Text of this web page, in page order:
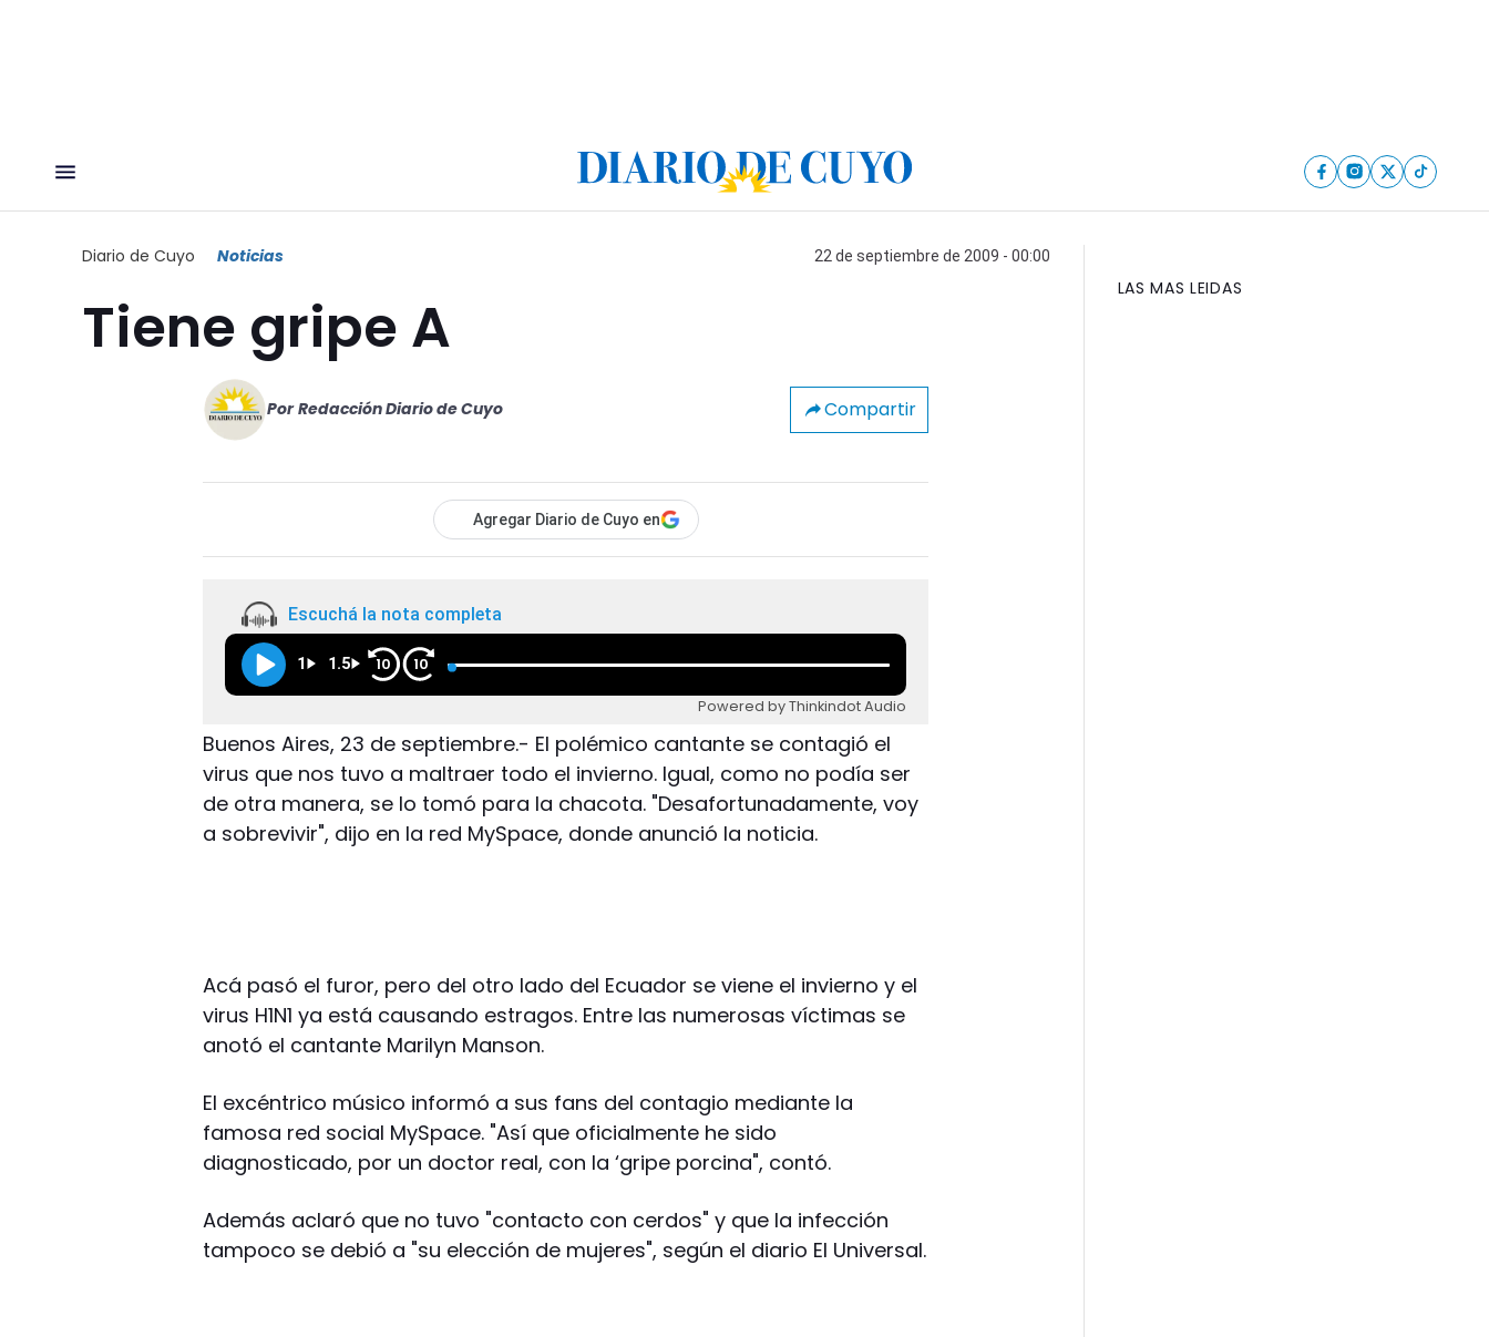
Diario de Cuyo Noticias 22 de septiembre de 2009 - 00:00
Tiene gripe A
Por Redacción Diario de Cuyo Compartir
Agregar Diario de Cuyo en
Escuchá la nota completa
1 1.5 10 10
Powered by Thinkindot Audio
Buenos Aires, 23 de septiembre.- El polémico cantante se contagió el
virus que nos tuvo a maltraer todo el invierno. Igual, como no podía ser
de otra manera, se lo tomó para la chacota. "Desafortunadamente, voy
a sobrevivir", dijo en la red MySpace, donde anunció la noticia.
Acá pasó el furor, pero del otro lado del Ecuador se viene el invierno y el
virus H1N1 ya está causando estragos. Entre las numerosas víctimas se
anotó el cantante Marilyn Manson.
El excéntrico músico informó a sus fans del contagio mediante la
famosa red social MySpace. "Así que oficialmente he sido
diagnosticado, por un doctor real, con la ‘gripe porcina", contó.
Además aclaró que no tuvo "contacto con cerdos" y que la infección
tampoco se debió a "su elección de mujeres", según el diario El Universal.
LAS MAS LEIDAS